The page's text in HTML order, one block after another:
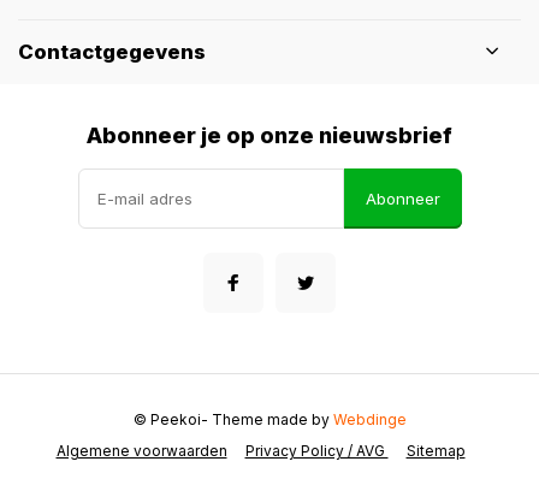
Contactgegevens
Abonneer je op onze nieuwsbrief
Abonneer
Algemene voorwaarden Privacy Policy / AVG Sitemap
© Peekoi- Theme made by Webdinge